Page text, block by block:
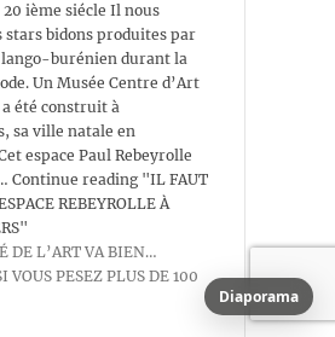
ième siécle Il nous
stars bidons produites par
lango-burénien durant la
Un Musée Centre d’Art
été construit à
sa ville natale en
espace Paul Rebeyrolle
Continue reading "IL FAUT
REBEYROLLE À
DE L’ART VA BIEN…
VOUS PESEZ PLUS DE 100
Diaporama